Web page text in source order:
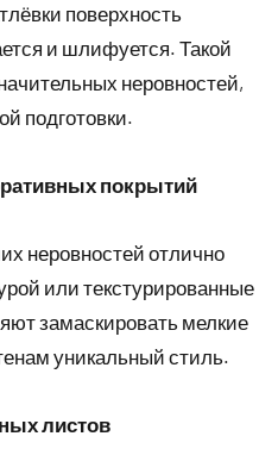
поверхность
и шлифуется. Такой
неровностей,
подготовки.
покрытий
неровностей отлично
или текстурированные
замаскировать мелкие
уникальный стиль.
листов